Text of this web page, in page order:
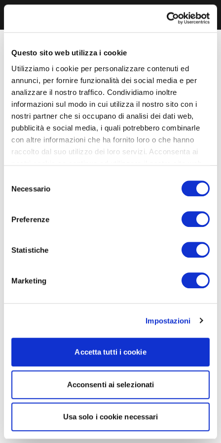
Questo sito web utilizza i cookie
Utilizziamo i cookie per personalizzare contenuti ed
annunci, per fornire funzionalità dei social media e per
analizzare il nostro traffico. Condividiamo inoltre
informazioni sul modo in cui utilizza il nostro sito con i
nostri partner che si occupano di analisi dei dati web,
pubblicità e social media, i quali potrebbero combinarle
con altre informazioni che ha fornito loro o che hanno
raccolto dal suo utilizzo dei loro servizi. Acconsenta ai
delNecessario
Preferenze
Statistiche
Marketing
Impostazioni
Accetta tutti i cookie
Acconsenti ai selezionati
Usa solo i cookie necessari